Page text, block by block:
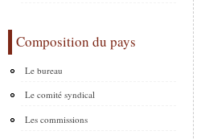
Composition du pays
Le bureau
Le comité syndical
Les commissions